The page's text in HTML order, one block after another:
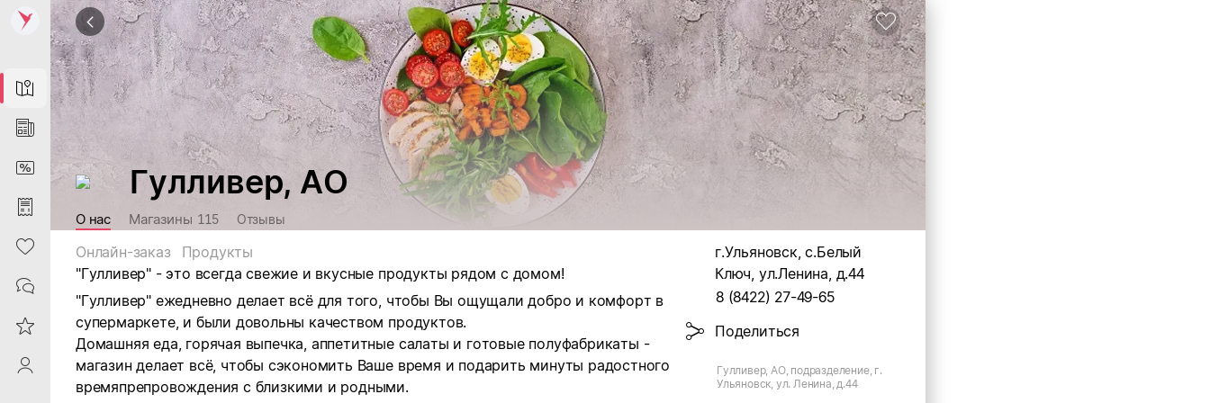
Map
News
DiscountCard
Purchases
Heart
Contacts
Reviews
ProfileSaby
Гулливер, АО
О нас Магазины 115 Отзывы
Онлайн-заказ
Продукты
"Гулливер" - это всегда свежие и вкусные продукты рядом с домом!
"Гулливер" ежедневно делает всё для того, чтобы Вы ощущали добро и комфорт в
супермаркете, и были довольны качеством продуктов.
Домашняя еда, горячая выпечка, аппетитные салаты и готовые полуфабрикаты -
магазин делает всё, чтобы сэкономить Ваше время и подарить минуты радостного
времяпрепровождения с близкими и родными.
г.Ульяновск, с.Белый
Ключ, ул.Ленина, д.44
8 (8422) 27-49-65
Поделиться
Гулливер, АО, подразделение, г.
Ульяновск, ул. Ленина, д.44